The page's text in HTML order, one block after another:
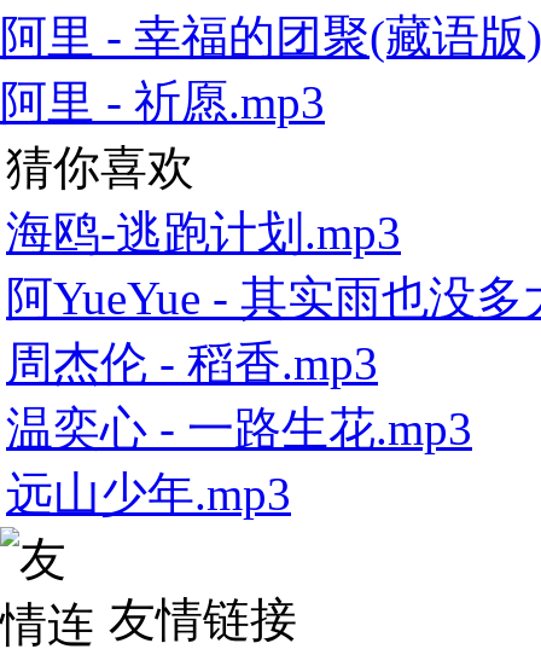
阿里 - 幸福的团聚(藏语版
阿里 - 祈愿.mp3
猜你喜欢
海鸥-逃跑计划.mp3
阿YueYue - 其实雨也没
周杰伦 - 稻香.mp3
温奕心 - 一路生花.mp3
远山少年.mp3
友情链接